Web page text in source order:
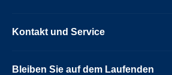
Kontakt und Service
Bleiben Sie auf dem Laufenden